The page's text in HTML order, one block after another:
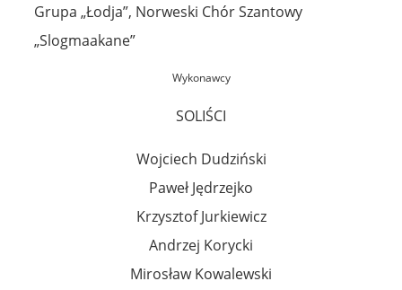
Grupa „Łodja”, Norweski Chór Szantowy
„Slogmaakane”
Wykonawcy
SOLIŚCI
Wojciech Dudziński
Paweł Jędrzejko
Krzysztof Jurkiewicz
Andrzej Korycki
Mirosław Kowalewski